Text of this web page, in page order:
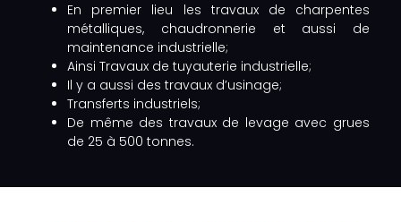
En premier lieu les travaux de charpentes
métalliques, chaudronnerie et aussi de
maintenance industrielle;
Ainsi Travaux de tuyauterie industrielle;
Il y a aussi des travaux d’usinage;
Transferts industriels;
De même des travaux de levage avec grues
de 25 à 500 tonnes.